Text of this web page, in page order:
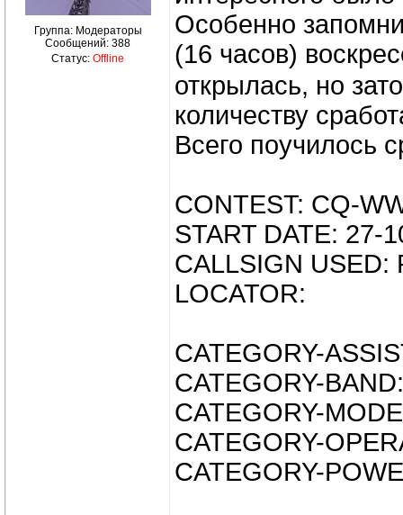
Группа: Модераторы
Сообщений: 388
Статус: Offline
Особенно
(16 часов)
открылась, но
количеству
Всего поучилось
CONTEST: CQ-
START DATE: 27-
CALLSIGN USED:
LOCATOR:
CATEGORY-
CATEGORY-
CATEGORY-
CATEGORY-
CATEGORY-